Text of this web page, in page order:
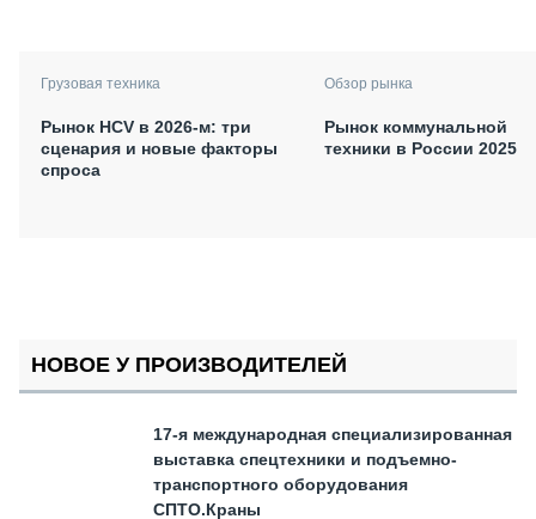
Грузовая техника
Рынок HCV в 2026-м: три
сценария и новые факторы
спроса
Обзор рынка
Рынок коммунальной
техники в России 2025
НОВОЕ У ПРОИЗВОДИТЕЛЕЙ
17-я международная специализированная
выставка спецтехники и подъемно-
транспортного оборудования
СПТО.Краны